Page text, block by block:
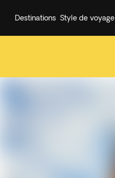
Destinations Style de voyage